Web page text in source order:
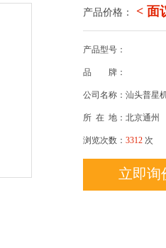
产品价格： < 面
产品型号：
品 牌：
公司名称：汕头普星
所 在 地：北京通州
浏览次数： 3312 次
立即询